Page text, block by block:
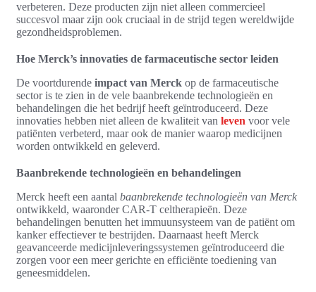
verbeteren. Deze producten zijn niet alleen commercieel
succesvol maar zijn ook cruciaal in de strijd tegen wereldwijde
gezondheidsproblemen.
Hoe Merck’s innovaties de farmaceutische sector leiden
De voortdurende impact van Merck op de farmaceutische
sector is te zien in de vele baanbrekende technologieën en
behandelingen die het bedrijf heeft geïntroduceerd. Deze
innovaties hebben niet alleen de kwaliteit van leven voor vele
patiënten verbeterd, maar ook de manier waarop medicijnen
worden ontwikkeld en geleverd.
Baanbrekende technologieën en behandelingen
Merck heeft een aantal baanbrekende technologieën van Merck
ontwikkeld, waaronder CAR-T celtherapieën. Deze
behandelingen benutten het immuunsysteem van de patiënt om
kanker effectiever te bestrijden. Daarnaast heeft Merck
geavanceerde medicijnleveringssystemen geïntroduceerd die
zorgen voor een meer gerichte en efficiënte toediening van
geneesmiddelen.